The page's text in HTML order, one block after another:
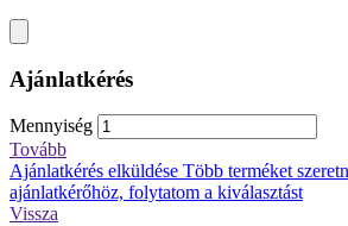
Ajánlatkérés
Mennyiség
Tovább
Ajánlatkérés elküldése Több terméket
ajánlatkérőhöz, folytatom a kiválasztást
Vissza